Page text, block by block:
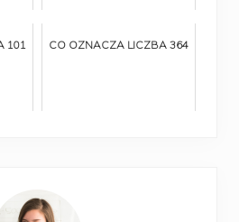
101 CO OZNACZA LICZBA 364